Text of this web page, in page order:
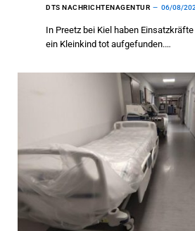
DTS NACHRICHTENAGENTUR 06/08/
In Preetz bei Kiel haben
ein Kleinkind tot aufgefunden.…